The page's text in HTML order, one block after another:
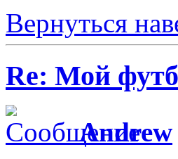
Вернуться
Re: Мой
Andrew